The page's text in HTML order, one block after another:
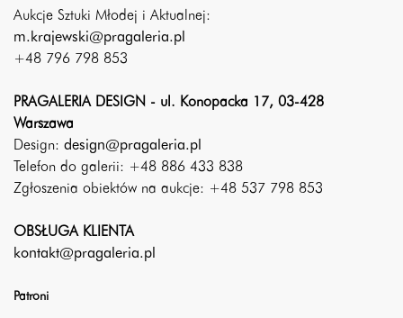
Aukcje Sztuki Młodej i Aktualnej:
m.krajewski@pragaleria.pl
+48 796 798 853
PRAGALERIA DESIGN - ul. Konopacka 17, 03-428
Warszawa
Design: design@pragaleria.pl
Telefon do galerii: +48 886 433 838
Zgłoszenia obiektów na aukcje: +48 537 798 853
OBSŁUGA KLIENTA
kontakt@pragaleria.pl
Patroni